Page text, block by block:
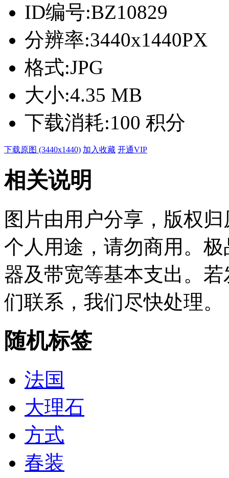
ID编号:BZ10829
分辨率:3440x1440PX
格式:JPG
大小:4.35 MB
下载消耗:100 积分
下载原图 (3440x1440) 加入收藏 开通VIP
相关说明
图片由用户分享，版权
个人用途，请勿商用。
器及带宽等基本支出。
们联系，我们尽快处理。
随机标签
法国
大理石
方式
春装